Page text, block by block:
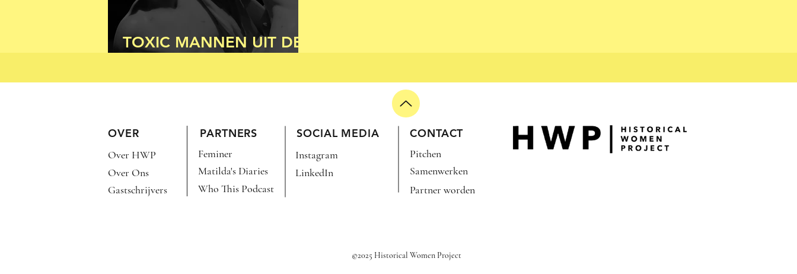
TOXIC MANNEN UIT DE
OVER PARTNERS SOCIAL MEDIA CONTACT
Over HWP
Over Ons
Pitchen
Samenwerken
Instagram
Feminer
Matilda's Diaries
LinkedIn
Gastschrijvers
Who This Podcast Partner worden
©2025 Historical Women Project